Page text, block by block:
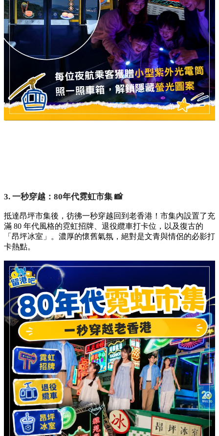
3. 一秒穿越：80年代霓虹市集 📸
抵達昂坪市集後，彷彿一秒穿越回到老香港！市集內設置了充
滿 80 年代風格的霓虹招牌、退役纜車打卡位，以及復古的
「昂坪冰室」。濃厚的懷舊氣氛，絕對是文青與情侶的必影打
卡熱點。